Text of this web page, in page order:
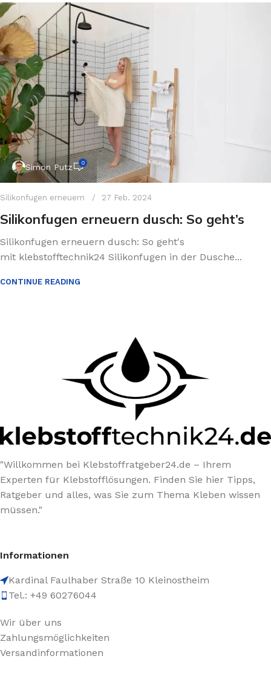
Simon Putz 0
Silikonfugen erneuern 27 Feb. 2024
Silikonfugen erneuern dusch: So geht’s
Silikonfugen erneuern dusch: So geht's
mit klebstofftechnik24 Silikonfugen in der Dusche...
CONTINUE READING
"Willkommen bei Klebstoffratgeber24.de – Ihrem
Experten für Klebstofflösungen. Finden Sie hier Tipps,
Ratgeber und alles, was Sie zum Thema Kleben wissen
müssen."
Informationen
Kardinal Faulhaber Straße 10 Kleinostheim
Tel.: +49 60276044
Wir über uns
Zahlungsmöglichkeiten
Versandinformationen